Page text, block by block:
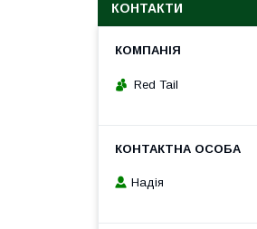
КОНТАКТИ
Red Tail
Надія